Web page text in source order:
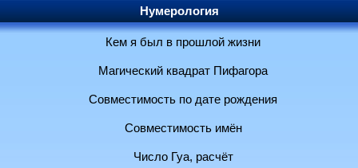
Нумерология
Кем я был в прошлой жизни
Магический квадрат Пифагора
Совместимость по дате рождения
Совместимость имён
Число Гуа, расчёт